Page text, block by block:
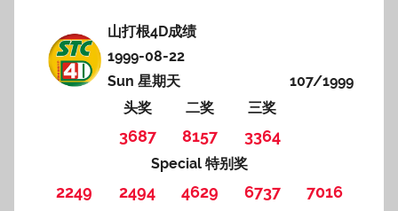
山打根4D成绩
1999-08-22
Sun 星期天
107/1999
头奖
二奖 三奖
3687 8157 3364
Special 特别奖
2249 2494 4629 6737
7016